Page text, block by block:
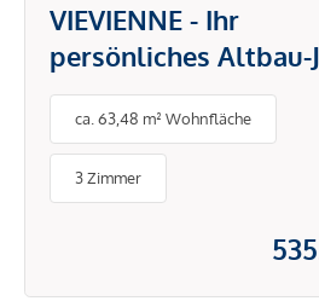
VIEVIENNE - Ihr
persönliches Altbau-
3 Zimmer und eine
ca. 63,48 m² Wohnfläche
3 Zimmer